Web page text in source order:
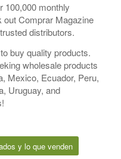
100,000 monthly
Comprar Magazine
distributors.
buy quality products.
wholesale products
Mexico, Ecuador, Peru,
Uruguay, and
y lo que venden